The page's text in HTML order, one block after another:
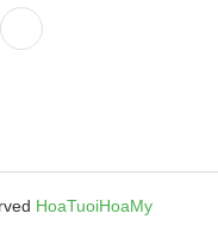
HoaTuoiHoaMy